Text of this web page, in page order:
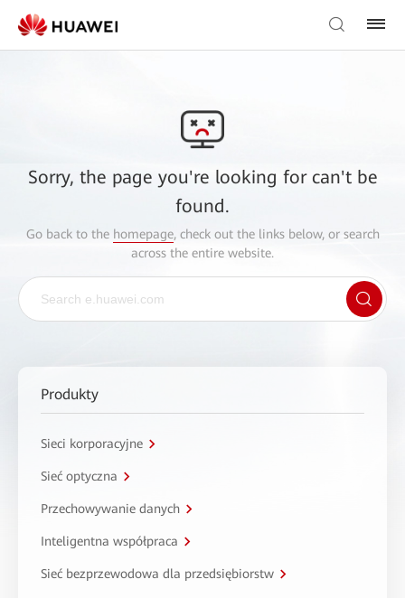
Sorry, the page you're looking for can't be
found.
Go back to the homepage, check out the links below, or search
across the entire website.
Produkty
Sieci korporacyjne
Sieć optyczna
Przechowywanie danych
Inteligentna współpraca
Sieć bezprzewodowa dla przedsiębiorstw